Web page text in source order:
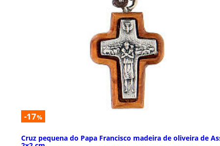
-17%
Cruz pequena do Papa Francisco madeira de oliveira de